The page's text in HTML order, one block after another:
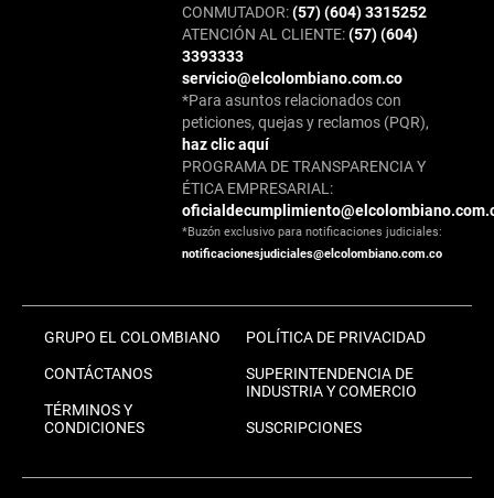
CONMUTADOR:(57) (604) 3315252
ATENCIÓN AL CLIENTE:(57) (604)
3393333
servicio@elcolombiano.com.co
*Para asuntos relacionados con
peticiones, quejas y reclamos (PQR),
haz clic aquí
PROGRAMA DE TRANSPARENCIA Y
ÉTICA EMPRESARIAL:
*Buzón exclusivo para notificaciones judiciales:
notificacionesjudiciales@elcolombiano.com.co
GRUPO EL COLOMBIANO
CONTÁCTANOS
TÉRMINOS Y
CONDICIONES
POLÍTICA DE PRIVACIDAD
SUPERINTENDENCIA DE
INDUSTRIA Y COMERCIO
SUSCRIPCIONES